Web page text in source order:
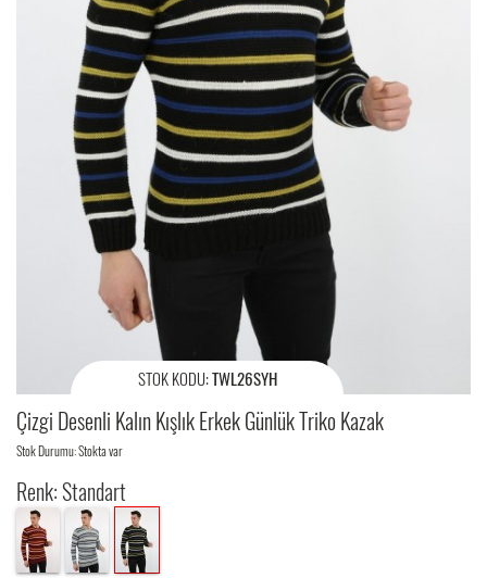
STOK KODU:TWL26SYH
Çizgi Desenli Kalın Kışlık Erkek Günlük Triko Kazak
Stok Durumu: Stokta var
Renk: Standart